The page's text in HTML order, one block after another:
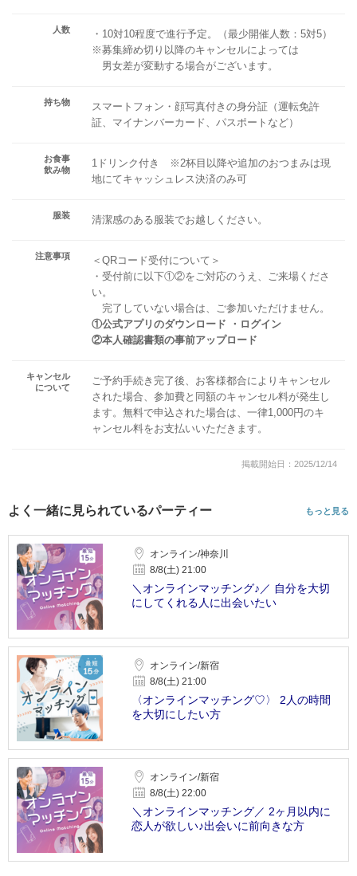
人数
・10対10程度で進行予定。（最少開催人数：5対5）
※募集締め切り以降のキャンセルによっては
男女差が変動する場合がございます。
持ち物
スマートフォン・顔写真付きの身分証（運転免許
証、マイナンバーカード、パスポートなど）
お食事
飲み物
1ドリンク付き ※2杯目以降や追加のおつまみは現
地にてキャッシュレス決済のみ可
服装 清潔感のある服装でお越しください。
注意事項
＜QRコード受付について＞
・受付前に以下①②をご対応のうえ、ご来場くださ
い。
完了していない場合は、ご参加いただけません。
①公式アプリのダウンロード ・ログイン
②本人確認書類の事前アップロード
キャンセル
について
ご予約手続き完了後、お客様都合によりキャンセル
された場合、参加費と同額のキャンセル料が発生し
ます。無料で申込された場合は、一律1,000円のキ
ャンセル料をお支払いいただきます。
掲載開始日：2025/12/14
よく一緒に見られているパーティー もっと見る
オンライン/神奈川
8/8(土) 21:00
＼オンラインマッチング♪／ 自分を大切
にしてくれる人に出会いたい
オンライン/新宿
8/8(土) 21:00
〈オンラインマッチング♡〉 2人の時間
を大切にしたい方
オンライン/新宿
8/8(土) 22:00
＼オンラインマッチング／ 2ヶ月以内に
恋人が欲しい♪出会いに前向きな方